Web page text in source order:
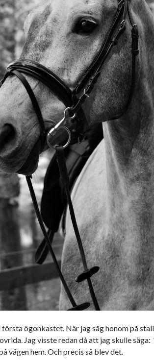
ögonkastet. När jag såg honom på
Jag visste redan då att jag skulle säga:
vägen hem. Och precis så blev det.